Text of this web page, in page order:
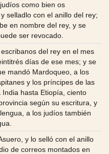
como bien os
selladlo con el anillo del rey;
en nombre del rey, y se
ser revocado.
del rey en el mes
días de ese mes; y se
mandó Mardoqueo, a los
y los príncipes de las
hasta Etiopía, ciento
según su escritura, y
a los judíos también
y lo selló con el anillo
de correos montados en